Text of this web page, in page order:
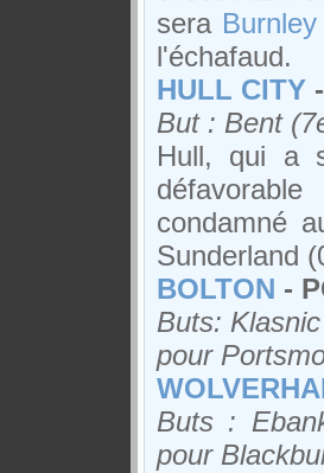
sera Burnley
l'échafaud.
HULL CITY -
But : Bent
Hull, qui a
condamné
Sunderland
BOLTON -
Buts:
pour
Buts :
pour